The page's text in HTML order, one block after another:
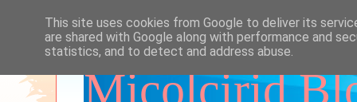
Micolcirid
This site uses cookies from Google to deliver its
are shared with Google along with performance and
statistics, and to detect and address abuse.